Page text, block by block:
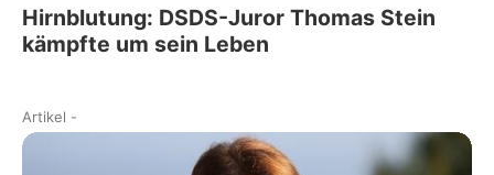
Hirnblutung: DSDS-Juror Thomas Stein
kämpfte um sein Leben
Artikel -